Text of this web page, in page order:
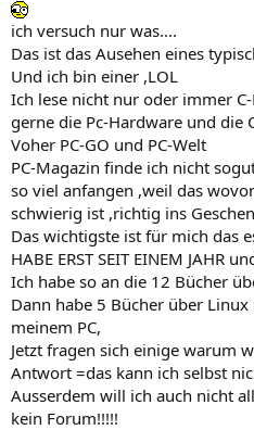
ich versuch nur was....
Das ist das Ausehen eines
Und ich bin einer ,LOL
Ich lese nicht nur oder immer
gerne die Pc-Hardware und die
Voher PC-GO und PC-Welt
PC-Magazin finde ich nicht
so viel anfangen ,weil das
schwierig ist ,richtig ins
Das wichtigste ist für mich das
HABE ERST SEIT EINEM JAHR
Ich habe so an die 12 Bücher
Dann habe 5 Bücher über
meinem PC,
Jetzt fragen sich einige warum
Antwort =das kann ich selbst
Ausserdem will ich auch nicht
kein Forum!!!!!